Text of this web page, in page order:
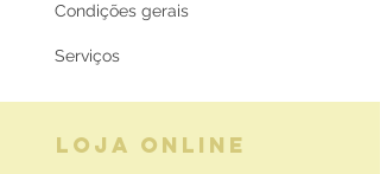
Condições gerais
Serviços
LOJA ONLINE